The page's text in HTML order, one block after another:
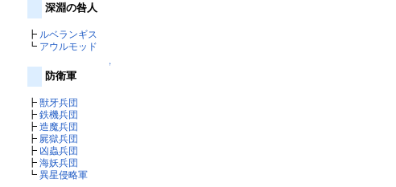
深淵の咎人
┣ ルベランギス
┗ アウルモッド
↑
防衛軍
┣ 獣牙兵団
┣ 鉄機兵団
┣ 造魔兵団
┣ 屍獄兵団
┣ 凶蟲兵団
┣ 海妖兵団
┗ 異星侵略軍